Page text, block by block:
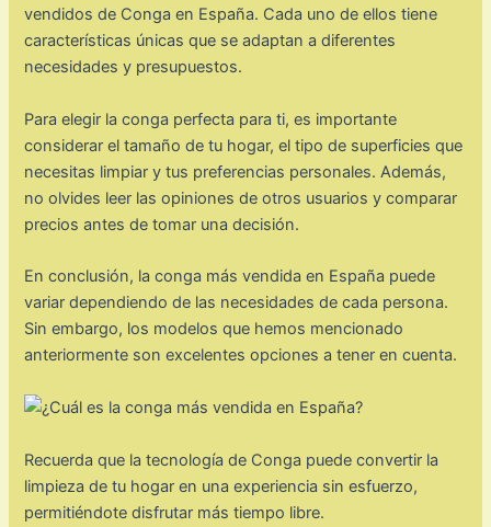
vendidos de Conga en España. Cada uno de ellos tiene
características únicas que se adaptan a diferentes
necesidades y presupuestos.
Para elegir la conga perfecta para ti, es importante
considerar el tamaño de tu hogar, el tipo de superficies que
necesitas limpiar y tus preferencias personales. Además,
no olvides leer las opiniones de otros usuarios y comparar
precios antes de tomar una decisión.
En conclusión, la conga más vendida en España puede
variar dependiendo de las necesidades de cada persona.
Sin embargo, los modelos que hemos mencionado
anteriormente son excelentes opciones a tener en cuenta.
Recuerda que la tecnología de Conga puede convertir la
limpieza de tu hogar en una experiencia sin esfuerzo,
permitiéndote disfrutar más tiempo libre.